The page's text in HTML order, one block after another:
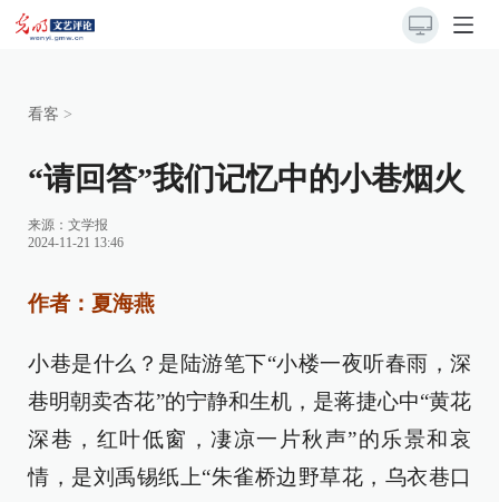
看客 >
“请回答”我们记忆中的小巷烟火
来源： 文学报
2024-11-21 13:46
作者：夏海燕
小巷是什么？是陆游笔下“小楼一夜听春雨，深
巷明朝卖杏花”的宁静和生机，是蒋捷心中“黄花
深巷，红叶低窗，凄凉一片秋声”的乐景和哀
情，是刘禹锡纸上“朱雀桥边野草花，乌衣巷口